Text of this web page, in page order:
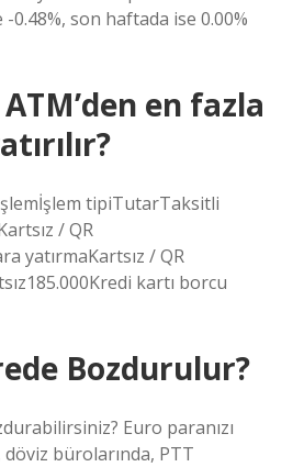
0.48%, son haftada ise 0.00%
en fazla
tipiTutarTaksitli
/ QR
yatırmaKartsız / QR
kartı borcu
Bozdurulur?
Euro paranızı
bürolarında, PTT